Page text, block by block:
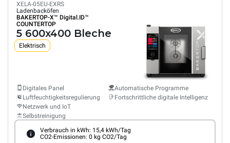
XELA-05EU-EXRS
Ladenbacköfen
BAKERTOP-X™ Digital.ID™
COUNTERTOP
5 600x400 Bleche
Elektrisch
Digitales Panel
Luftfeuchtigkeitsregulierung
Netzwerk und IoT
Selbstreinigung
Automatische Programme
Fortschrittliche digitale Intelligenz
Verbrauch in kWh: 15,4 kWh/Tag
CO2-Emissionen: 0 kg CO2/Tag